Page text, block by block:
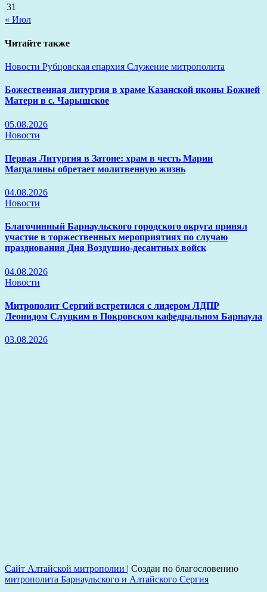
31
« Июл
Читайте также
Новости Рубцовская епархия Служение митрополита
Божественная литургия в храме Казанской иконы Божией
Матери в с. Чарышское
05.08.2026
Новости
Первая Литургия в Затоне: храм в честь Марии
Магдалины обретает молитвенную жизнь
04.08.2026
Новости
Благочинный Барнаульского городского округа принял
участие в торжественных мероприятиях по случаю
празднования Дня Воздушно-десантных войск
04.08.2026
Новости
Митрополит Сергий встретился с лидером ЛДПР
Леонидом Слуцким в Покровском кафедральном Барнаула
03.08.2026
Сайт Алтайской митрополии | Создан по благословению
митрополита Барнаульского и Алтайского Сергия